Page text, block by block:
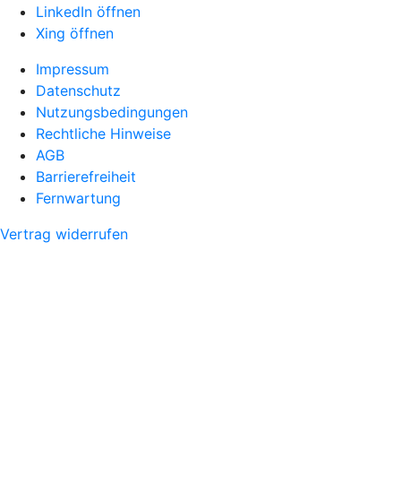
LinkedIn öffnen
Xing öffnen
Impressum
Datenschutz
Nutzungsbedingungen
Rechtliche Hinweise
AGB
Barrierefreiheit
Fernwartung
Vertrag widerrufen